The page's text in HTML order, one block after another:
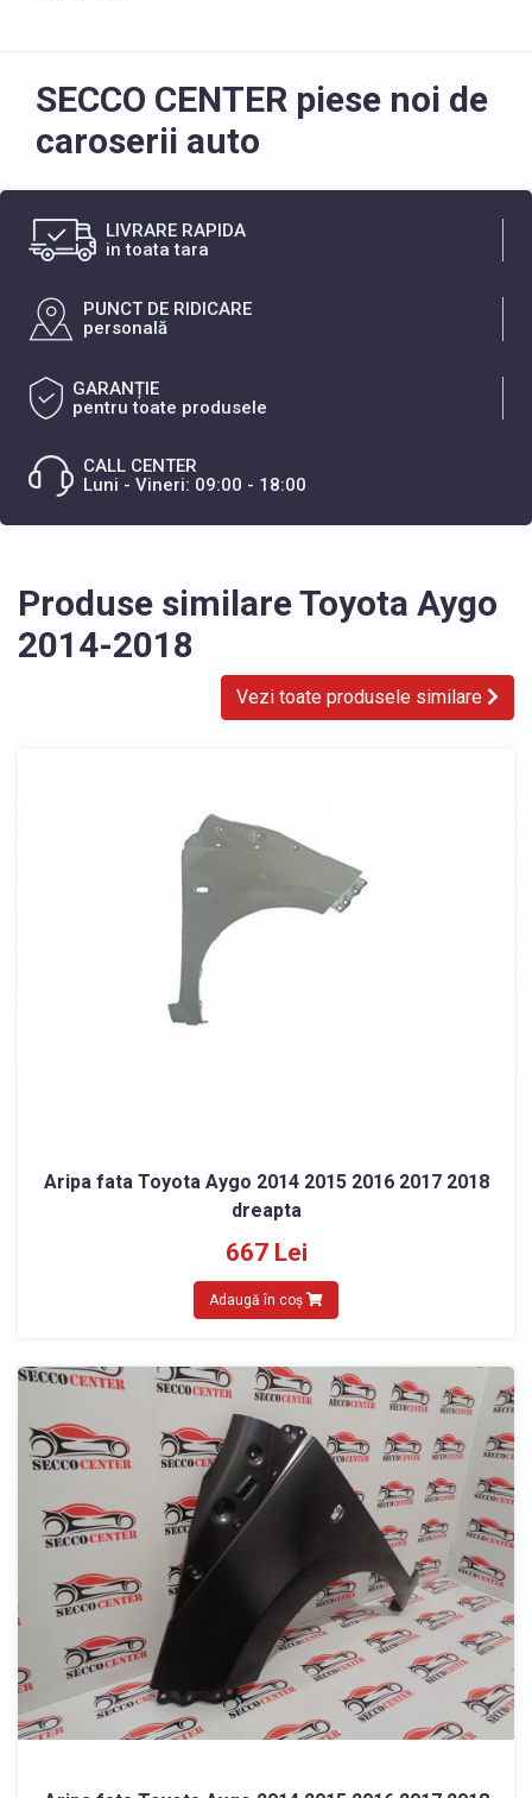
SECCO CENTER piese noi de
caroserii auto
LIVRARE RAPIDA
in toata tara
PUNCT DE RIDICARE
personală
GARANȚIE
pentru toate produsele
CALL CENTER
Luni - Vineri: 09:00 - 18:00
Produse similare Toyota Aygo
2014-2018
Vezi toate produsele similare
Aripa fata Toyota Aygo 2014 2015 2016 2017 2018
dreapta
667 Lei
Adaugă în coș